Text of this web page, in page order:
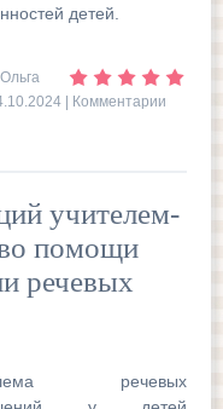
детей.
Комментарии
учителем-
помощи
речевых
речевых